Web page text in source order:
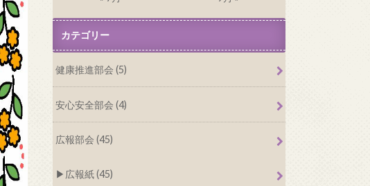
カテゴリー
健康推進部会 (5)
安心安全部会 (4)
広報部会 (45)
広報紙 (45)